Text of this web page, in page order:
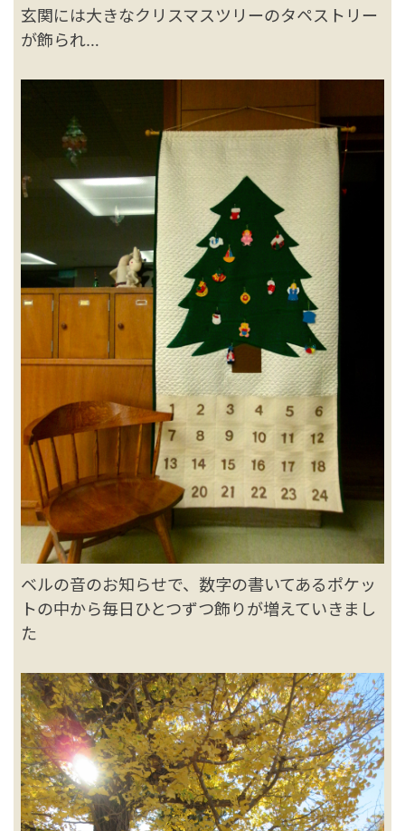
玄関には大きなクリスマスツリーのタペストリー
が飾られ…
ベルの音のお知らせで、数字の書いてあるポケッ
トの中から毎日ひとつずつ飾りが増えていきまし
た